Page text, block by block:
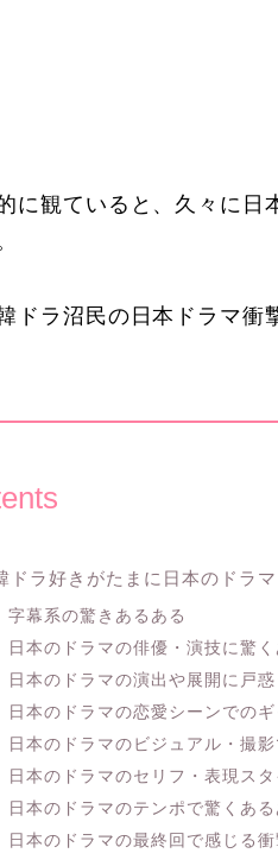
に観ていると、久々に
ドラ沼民の日本ドラマ衝
ドラ好きがたまに日本のドラ
字幕系の驚きあるある
日本のドラマの俳優・演技に驚く
日本のドラマの演出や展開に戸
日本のドラマの恋愛シーンでの
日本のドラマのビジュアル・撮
日本のドラマのセリフ・表現ス
日本のドラマのテンポで驚くある
日本のドラマの最終回で感じる